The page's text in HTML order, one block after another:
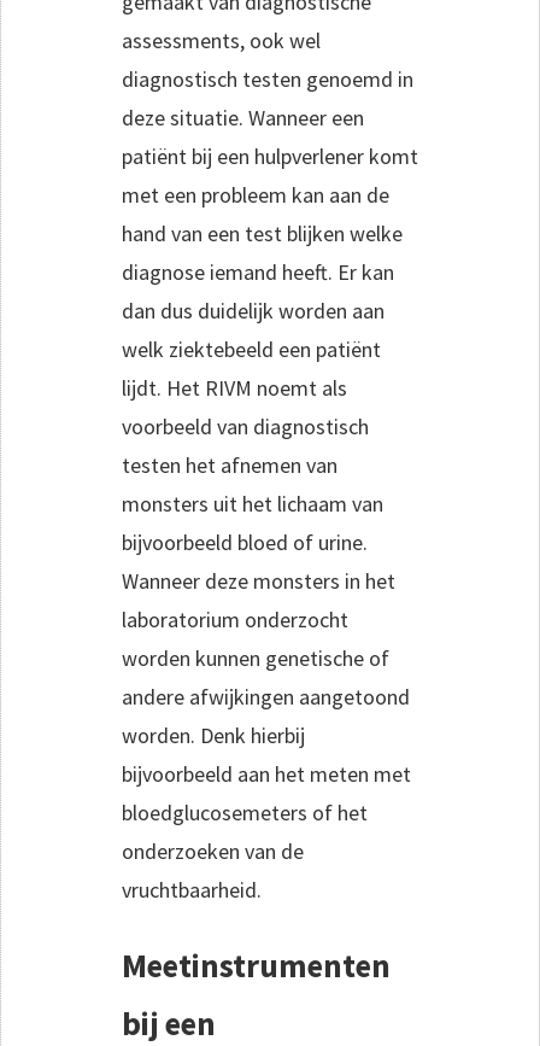
assessments, ook wel
diagnostisch testen genoemd in
deze situatie. Wanneer een
patiënt bij een hulpverlener komt
met een probleem kan aan de
hand van een test blijken welke
diagnose iemand heeft. Er kan
dan dus duidelijk worden aan
welk ziektebeeld een patiënt
lijdt. Het RIVM noemt als
voorbeeld van diagnostisch
testen het afnemen van
monsters uit het lichaam van
bijvoorbeeld bloed of urine.
Wanneer deze monsters in het
laboratorium onderzocht
worden kunnen genetische of
andere afwijkingen aangetoond
worden. Denk hierbij
bijvoorbeeld aan het meten met
bloedglucosemeters of het
onderzoeken van de
vruchtbaarheid.
Meetinstrumenten
bij een